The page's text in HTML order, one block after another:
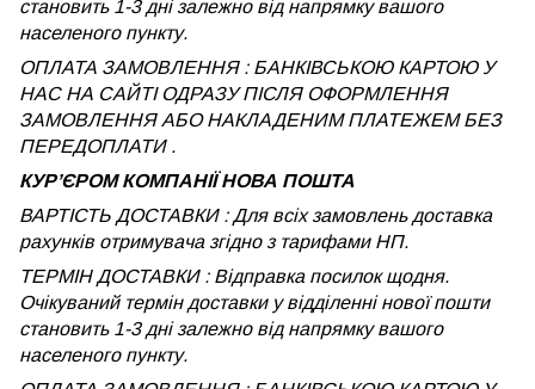
становить 1-3 дні залежно від напрямку вашого
населеного пункту.
ОПЛАТА ЗАМОВЛЕННЯ : БАНКІВСЬКОЮ КАРТОЮ У
НАС НА САЙТІ ОДРАЗУ ПІСЛЯ ОФОРМЛЕННЯ
ЗАМОВЛЕННЯ АБО НАКЛАДЕНИМ ПЛАТЕЖЕМ БЕЗ
ПЕРЕДОПЛАТИ .
КУРʼЄРОМ КОМПАНІЇ НОВА ПОШТА
ВАРТІСТЬ ДОСТАВКИ : Для всіх замовлень доставка
рахунків отримувача згідно з тарифами НП.
ТЕРМІН ДОСТАВКИ : Відправка посилок щодня.
Очікуваний термін доставки у відділенні нової пошти
становить 1-3 дні залежно від напрямку вашого
населеного пункту.